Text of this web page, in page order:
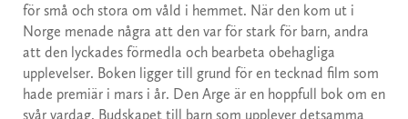
för små och stora om våld i hemmet. När den kom ut i
Norge menade några att den var för stark för barn, andra
att den lyckades förmedla och bearbeta obehagliga
upplevelser. Boken ligger till grund för en tecknad film som
hade premiär i mars i år. Den Arge är en hoppfull bok om en
svår vardag. Budskapet till barn som upplever detsamma